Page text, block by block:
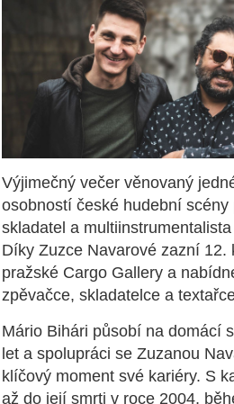
Výjimečný večer věnovaný
osobností české hudební scény
skladatel a
Díky Zuzce Navarové zazní 12.
pražské Cargo Gallery a
zpěvačce, skladatelce a
Mário Bihári působí na domácí
let a spolupráci se Zuzanou
klíčový moment své kariéry. S
až do její smrti v roce 2004,